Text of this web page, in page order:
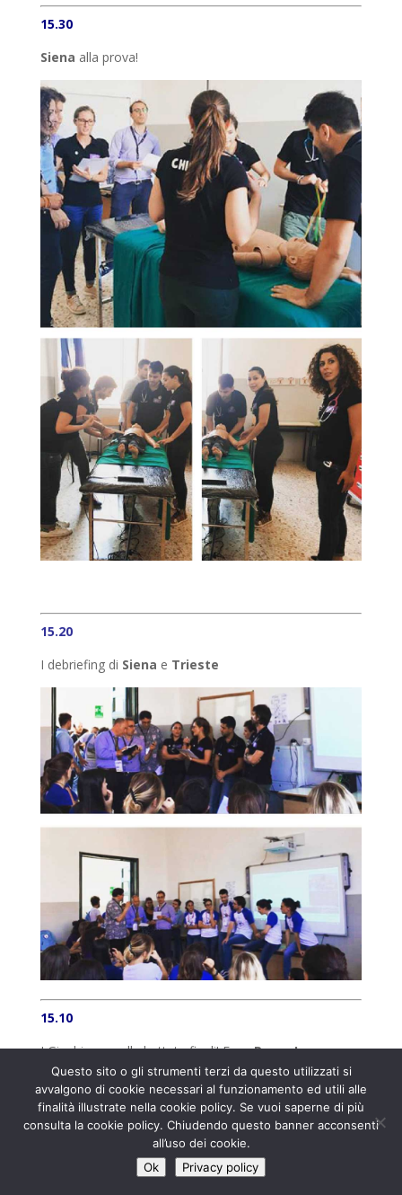
15.30
Siena alla prova!
15.20
I debriefing di Siena e Trieste
15.10
I Giochi sono alle battute finali! EccoRoma La
Sapienza!
Questo sito o gli strumenti terzi da questo utilizzati si
avvalgono di cookie necessari al funzionamento ed utili alle
finalità illustrate nella cookie policy. Se vuoi saperne di più
consulta la cookie policy. Chiudendo questo banner acconsenti
all’uso dei cookie.
Ok
Privacy policy